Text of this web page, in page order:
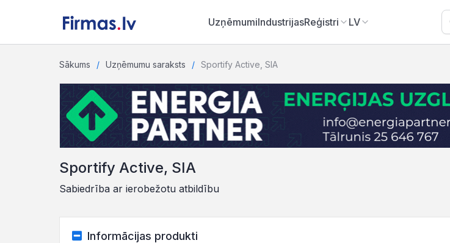
UzņēmumiIndustrijasReģistri LV
Sākums Uzņēmumu saraksts Sportify Active, SIA
Sportify Active, SIA
Sabiedrība ar ierobežotu atbildību
Informācijas produkti